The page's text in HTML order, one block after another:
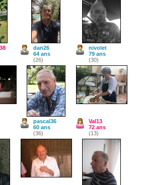
dan26
64 ans
(26)
nivolet
79 ans
(30)
pascal36
60 ans
(36)
Val13
72 ans
(13)